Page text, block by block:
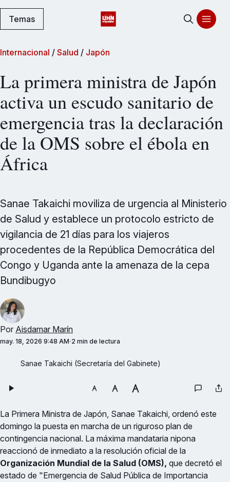
Temas
Internacional / Salud / Japón
La primera ministra de Japón
activa un escudo sanitario de
emergencia tras la declaración
de la OMS sobre el ébola en
África
Sanae Takaichi moviliza de urgencia al Ministerio
de Salud y establece un protocolo estricto de
vigilancia de 21 días para los viajeros
procedentes de la República Democrática del
Congo y Uganda ante la amenaza de la cepa
Bundibugyo
Por Aisdamar Marín
may. 18, 2026 9:48 AM 2 min de lectura
Sanae Takaichi (Secretaría del Gabinete)
La Primera Ministra de Japón, Sanae Takaichi, ordenó este
domingo la puesta en marcha de un riguroso plan de
contingencia nacional. La máxima mandataria nipona
reaccionó de inmediato a la resolución oficial de la
Organización Mundial de la Salud (OMS), que decretó el
estado de "Emergencia de Salud Pública de Importancia